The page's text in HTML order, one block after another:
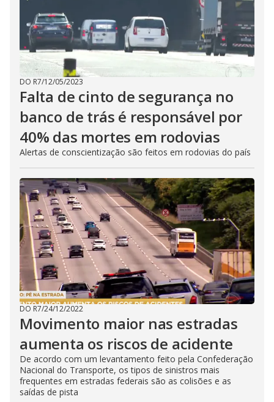
DO R7/12/05/2023
Falta de cinto de segurança no
banco de trás é responsável por
40% das mortes em rodovias
Alertas de conscientização são feitos em rodovias do país
DO R7/24/12/2022
Movimento maior nas estradas
aumenta os riscos de acidente
De acordo com um levantamento feito pela Confederação
Nacional do Transporte, os tipos de sinistros mais
frequentes em estradas federais são as colisões e as
saídas de pista